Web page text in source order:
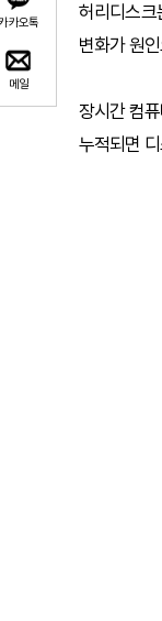
카오톡
메일
허리디스크
변화가 원
장시간 컴
누적되면